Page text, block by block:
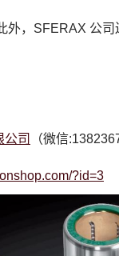
外，SFERAX 公
公司 （微信
?id=3